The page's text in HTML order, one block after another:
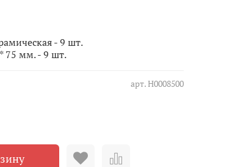
арт.Н0008500
- 9 шт.
75 мм. - 9 шт.